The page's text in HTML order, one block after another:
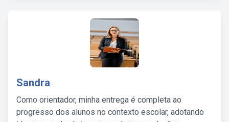
Sandra
Como orientador, minha entrega é completa ao
progresso dos alunos no contexto escolar, adotando